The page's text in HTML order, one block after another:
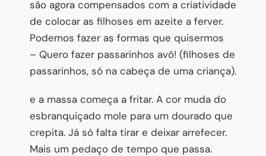
são agora compensados com a criatividade
de colocar as filhoses em azeite a ferver.
Podemos fazer as formas que quisermos
– Quero fazer passarinhos avô! (filhoses de
passarinhos, só na cabeça de uma criança).
e a massa começa a fritar. A cor muda do
esbranquiçado mole para um dourado que
crepita. Já só falta tirar e deixar arrefecer.
Mais um pedaço de tempo que passa.